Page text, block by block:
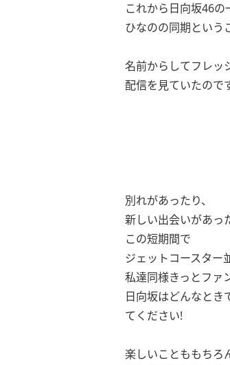
これから日向坂46の
ひなのの同期という
名前からしてフレッ
配信を見ていたので
別れがあったり、
新しい出会いがあっ
この短期間で
ジェットコースター
私達同様きっとファ
日向坂はどんなとき
てください!
楽しいことももちろ